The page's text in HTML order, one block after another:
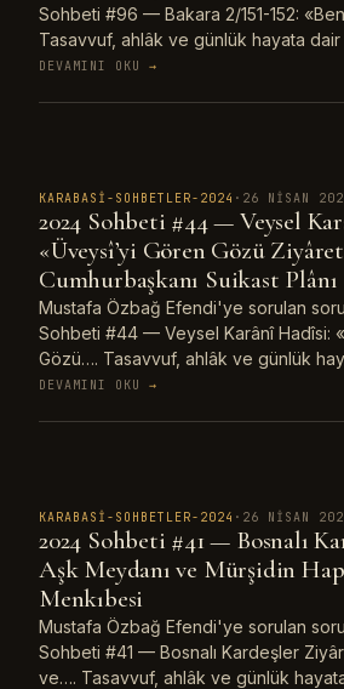
Sohbeti #96 — Bakara 2/151-152:
Tasavvuf, ahlâk ve günlük hayata dair
DEVAMINI OKU →
KARABASI-SOHBETLER-2024 · 26 NISAN
2024 Sohbeti #44 — Veysel
«Üveysî’yi Gören Gözü
Cumhurbaşkanı Suikast Plânı
Mustafa Özbağ Efendi'ye sorulan
Sohbeti #44 — Veysel Karânî Hadîsi:
Gözü…. Tasavvuf, ahlâk ve günlük
DEVAMINI OKU →
KARABASI-SOHBETLER-2024 · 26 NISAN
2024 Sohbeti #41 — Bosnalı
Aşk Meydanı ve Mürşidin
Menkıbesi
Mustafa Özbağ Efendi'ye sorulan
Sohbeti #41 — Bosnalı Kardeşler
ve…. Tasavvuf, ahlâk ve günlük